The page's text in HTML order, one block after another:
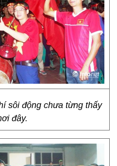
sôi động chưa từng thấy
đây.